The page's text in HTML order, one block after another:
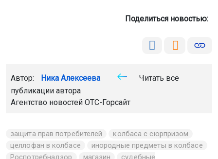
Поделиться новостью:
Автор: Ника Алексеева
Читать все
публикации автора
Агентство новостей ОТС-Горсайт
защита прав потребителей
колбаса с сюрпризом
целлофан в колбасе
инородные предметы в колбасе
Роспотребнадзор
магазин
судебные